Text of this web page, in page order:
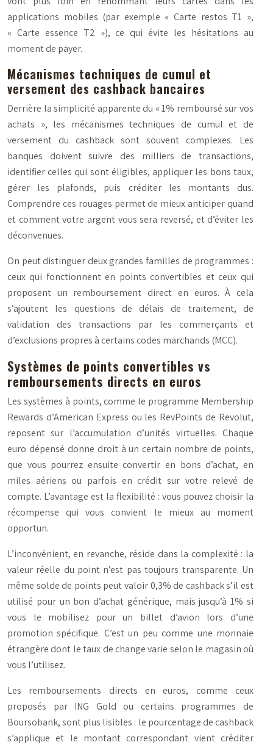
applications mobiles (par exemple « Carte restos T1 »,
« Carte essence T2 »), ce qui évite les hésitations au
moment de payer.
Mécanismes techniques de cumul et
versement des cashback bancaires
Derrière la simplicité apparente du « 1% remboursé sur vos
achats », les mécanismes techniques de cumul et de
versement du cashback sont souvent complexes. Les
banques doivent suivre des milliers de transactions,
identifier celles qui sont éligibles, appliquer les bons taux,
gérer les plafonds, puis créditer les montants dus.
Comprendre ces rouages permet de mieux anticiper quand
et comment votre argent vous sera reversé, et d’éviter les
déconvenues.
On peut distinguer deux grandes familles de programmes :
ceux qui fonctionnent en points convertibles et ceux qui
proposent un remboursement direct en euros. À cela
s’ajoutent les questions de délais de traitement, de
validation des transactions par les commerçants et
d’exclusions propres à certains codes marchands (MCC).
Systèmes de points convertibles vs
remboursements directs en euros
Les systèmes à points, comme le programme Membership
Rewards d’American Express ou les RevPoints de Revolut,
reposent sur l’accumulation d’unités virtuelles. Chaque
euro dépensé donne droit à un certain nombre de points,
que vous pourrez ensuite convertir en bons d’achat, en
miles aériens ou parfois en crédit sur votre relevé de
compte. L’avantage est la flexibilité : vous pouvez choisir la
récompense qui vous convient le mieux au moment
opportun.
L’inconvénient, en revanche, réside dans la complexité : la
valeur réelle du point n’est pas toujours transparente. Un
même solde de points peut valoir 0,3% de cashback s’il est
utilisé pour un bon d’achat générique, mais jusqu’à 1% si
vous le mobilisez pour un billet d’avion lors d’une
promotion spécifique. C’est un peu comme une monnaie
étrangère dont le taux de change varie selon le magasin où
vous l’utilisez.
Les remboursements directs en euros, comme ceux
proposés par ING Gold ou certains programmes de
Boursobank, sont plus lisibles : le pourcentage de cashback
s’applique et le montant correspondant vient créditer